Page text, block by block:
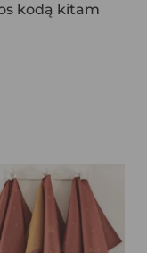
kodą kitam